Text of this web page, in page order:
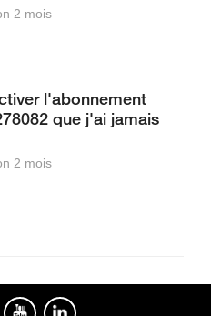
2 mois
l'abonnement
que j'ai jamais
2 mois